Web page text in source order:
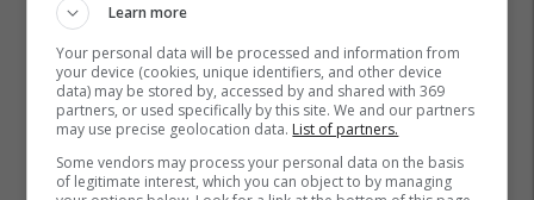
Learn more
Your personal data will be processed and information from
your device (cookies, unique identifiers, and other device
data) may be stored by, accessed by and shared with 369
partners, or used specifically by this site. We and our partners
may use precise geolocation data. List of partners.
Some vendors may process your personal data on the basis
of legitimate interest, which you can object to by managing